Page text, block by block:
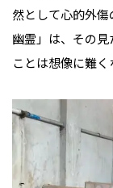
然として心的外
幽霊」は、その
ことは想像に難く